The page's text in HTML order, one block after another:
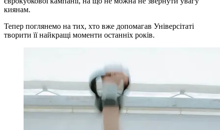
киянам.
Тепер поглянемо на тих, хто вже допомагав Універсітаті
творити її найкращі моменти останніх років.